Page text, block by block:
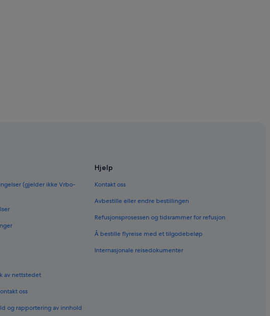
(gjelder ikke Vrbo-
av nettstedet
oss
og rapportering av innhold
Hjelp
Kontakt oss
Avbestille eller endre bestillingen
Refusjonsprosessen og tidsrammer for refusjon
Å bestille flyreise med et tilgodebeløp
Internasjonale reisedokumenter